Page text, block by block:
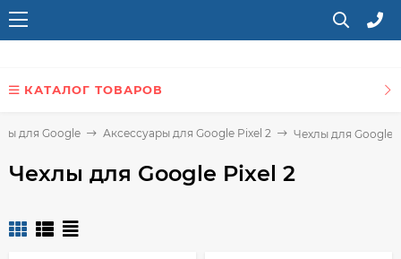
КАТАЛОГ ТОВАРОВ
для Google Аксессуары для Google Pixel 2 Чехлы для Google
Чехлы для Google Pixel 2